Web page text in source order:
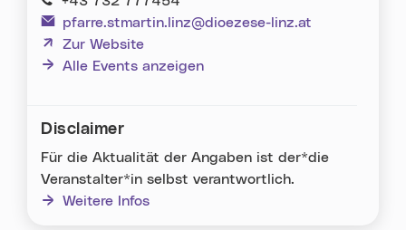
pfarre.stmartin.linz@dioezese-linz.at
Zur Website
(neues Fenster)
Alle Events anzeigen
Disclaimer
Für die Aktualität der Angaben ist der*die
Veranstalter*in selbst verantwortlich.
Weitere Infos